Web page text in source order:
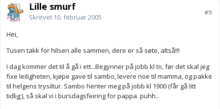
Lille smurf
Skrevet 10. februar 2005
#9
Hei,
Tusen takk for hilsen alle sammen, dere er så søte, altså!!!
I dag kommer det til å gå i ett...Begynner på jobb kl to, før det skal jeg
fixe leiligheten, kjøpe gave til sambo, levere noe til mamma, og pakke
til helgens trysiltur. Sambo henter meg på jobb kl 1900 (får gå litt
tidlig;), så skal vi i bursdagsfeiring for pappa. puhh..